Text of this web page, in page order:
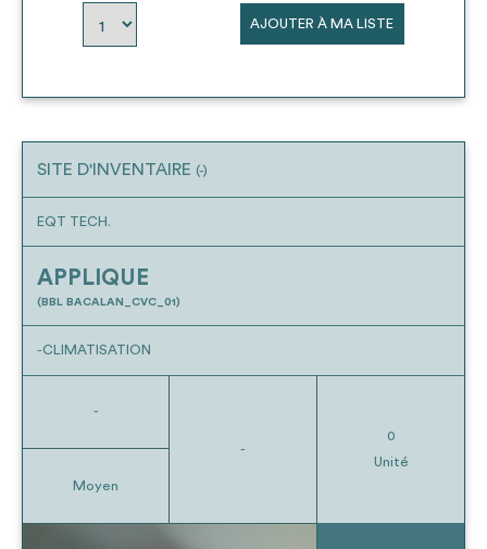
AJOUTER À MA LISTE
SITE D'INVENTAIRE (-)
EQT TECH.
APPLIQUE
(BBL BACALAN_CVC_01)
-CLIMATISATION
-
Moyen
-
0
Unité